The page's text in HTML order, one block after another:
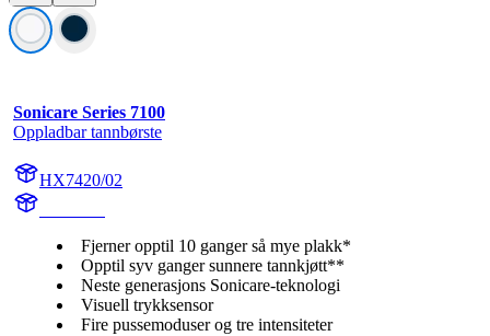
Sonicare Series 7100
Oppladbar tannbørste
HX7420/02
Fjerner opptil 10 ganger så mye plakk*
Opptil syv ganger sunnere tannkjøtt**
Neste generasjons Sonicare-teknologi
Visuell trykksensor
Fire pussemoduser og tre intensiteter